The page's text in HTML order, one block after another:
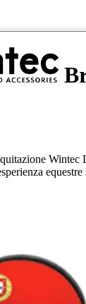
Wintec
equestre